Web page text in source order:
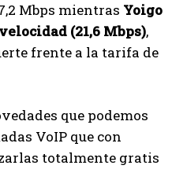
Mbps mientras Yoigo
(21,6 Mbps),
frente a la tarifa de
que podemos
VoIP que con
totalmente gratis